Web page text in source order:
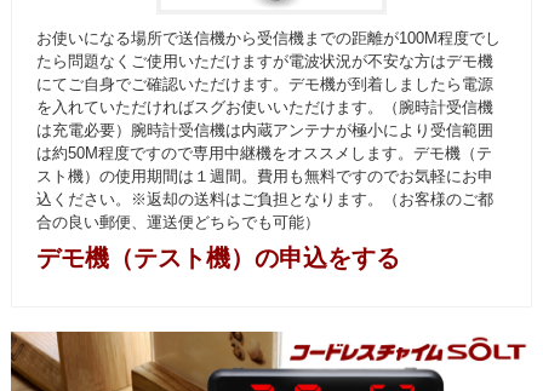
お使いになる場所で送信機から受信機までの距離が100M程度でし
たら問題なくご使用いただけますが電波状況が不安な方はデモ機
にてご自身でご確認いただけます。デモ機が到着しましたら電源
を入れていただければスグお使いいただけます。（腕時計受信機
は充電必要）腕時計受信機は内蔵アンテナが極小により受信範囲
は約50M程度ですので専用中継機をオススメします。デモ機（テ
スト機）の使用期間は１週間。費用も無料ですのでお気軽にお申
込ください。※返却の送料はご負担となります。（お客様のご都
合の良い郵便、運送便どちらでも可能）
デモ機（テスト機）の申込をする